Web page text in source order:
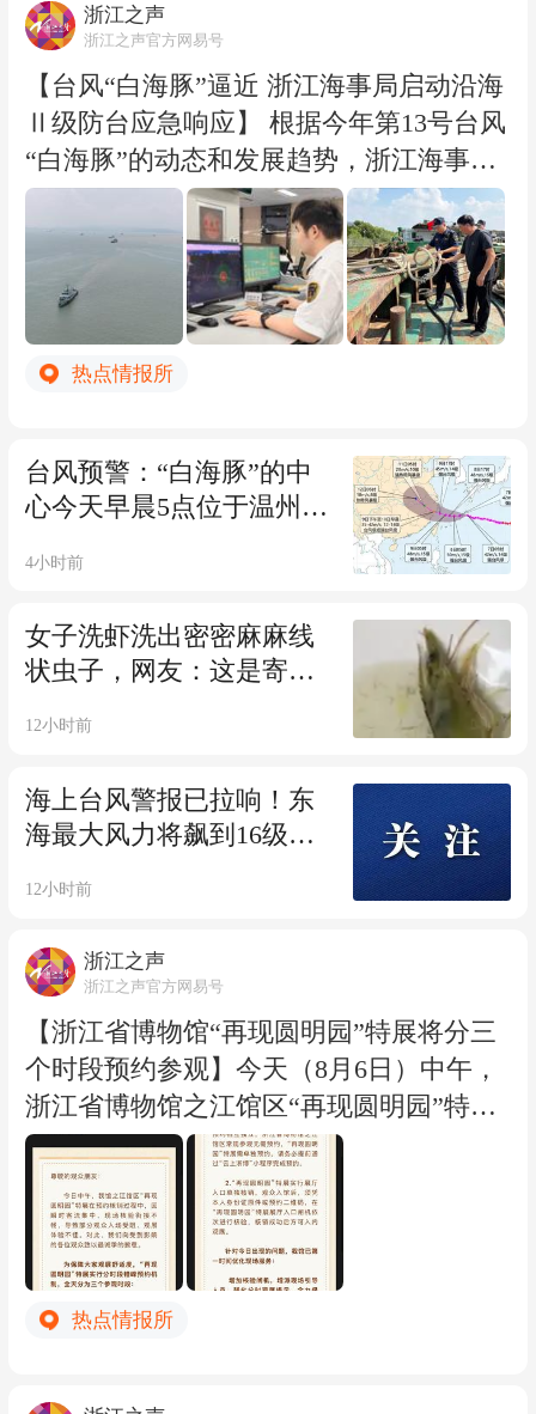
浙江之声
浙江之声官方网易号
【台风“白海豚”逼近 浙江海事局启动沿海
Ⅱ级防台应急响应】 根据今年第13号台风
“白海豚”的动态和发展趋势，浙江海事局
决定于8月7日08时启动沿海Ⅱ级防台应急
响应，要求各单位按照防台预案和各自的
防台规定做好防台准备工作，压紧压实各
级防台责任。同时提醒沿海航经船舶要避
免在台风路径附近航行，提前采取改航、
绕航等安全措施，远离台风影响水域，确
当前正值夏季用电负荷高峰期，民生能源
保供压力凸显。为坚决守住民生用电和经
济社会稳定运行底线，浙江海事部门提前
开展台风路径、海上通航环境综合研判，
民生能源物资保供专项机制，开通电煤、
原油、成品油等重点物资运输绿色通道，
紧抓宝贵窗口期，全力推进能源货物抢卸
保障辖区船舶抢卸原油29.1万吨、电煤11
0.2万吨、各类成品油19.6万吨，为区域经
济平稳运转、群众夏季安心用电提供了坚
实有力的保障。 截至8月7日8时，浙江全
部停航，193个水工项目已全部停工，474
艘施工船舶全部进入安全避风水域。自进
入Ⅳ级防台应急响应开始，浙江海事部门
已累计发布预警信息8.6万条，点验船舶2.
4万艘次，动态部署15艘大马力拖轮应急
待命，确保快速处置各类突发事件。（浙
江之声记者方梦玲 通讯员 王庭轩）
热点情报所
台风预警：“白海豚”的中
心今天早晨5点位于温州市
于9日下午至10日早晨在浙
陆
4小时前
女子洗虾洗出密密麻麻线
状虫子，网友：这是寄生
12小时前
海上台风警报已拉响！东
海最大风力将飙到16级；
台风
12小时前
浙江之声
浙江之声官方网易号
【浙江省博物馆“再现圆明园”特展将分三
个时段预约参观】今天（8月6日）中午，
浙江省博物馆之江馆区“再现圆明园”特展
在预约核销过程中，因瞬时客流集中、现
场核验衔接不畅，导致部分观众入场受
阻、观展体验不佳。浙江省博物馆刚刚发
布公告向受到影响的各位观众致歉并优化
现场服务：将增加核验闸机，增派现场引
导人员、强化分时观展提示，全力保障后
为保障大家观展舒适度，“再现圆明园”特
热点情报所